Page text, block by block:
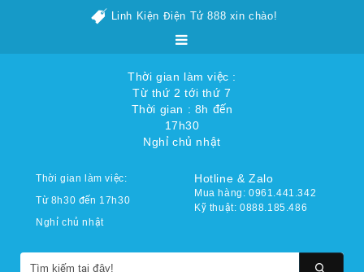
Linh Kiện Điện Tử 888 xin chào!
Thời gian làm việc :
Từ thứ 2 tới thứ 7
Thời gian : 8h đến
17h30
Nghỉ chủ nhật
Thời gian làm việc:
Từ 8h30 đến 17h30
Nghỉ chủ nhật
Hotline & Zalo
Mua hàng: 0961.441.342
Kỹ thuật: 0888.185.486